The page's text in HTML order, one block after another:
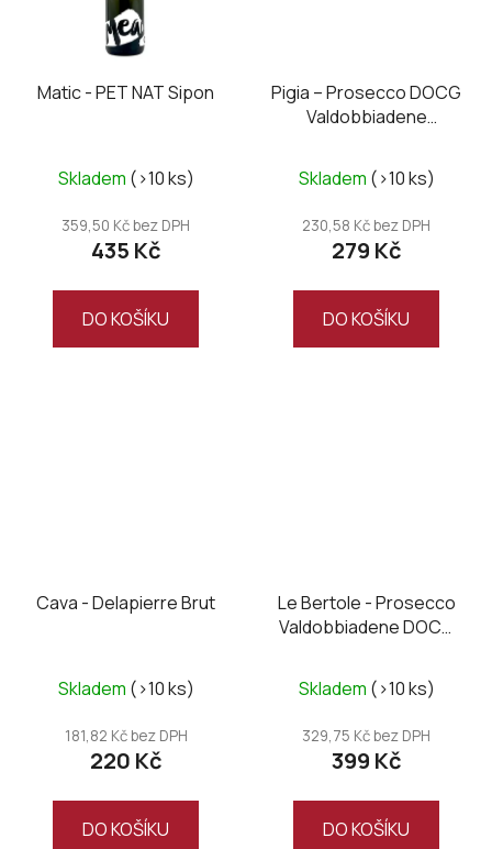
Matic - PET NAT Sipon
Skladem (>10 ks)
359,50 Kč bez DPH
435 Kč
DO KOŠÍKU
Pigia – Prosecco DOCG
Valdobbiadene
Skladem (>10 ks)
230,58 Kč bez DPH
279 Kč
DO KOŠÍKU
Cava - Delapierre Brut
Skladem (>10 ks)
181,82 Kč bez DPH
220 Kč
DO KOŠÍKU
Le Bertole - Prosecco
Valdobbiadene DOCG
Skladem (>10 ks)
329,75 Kč bez DPH
399 Kč
DO KOŠÍKU